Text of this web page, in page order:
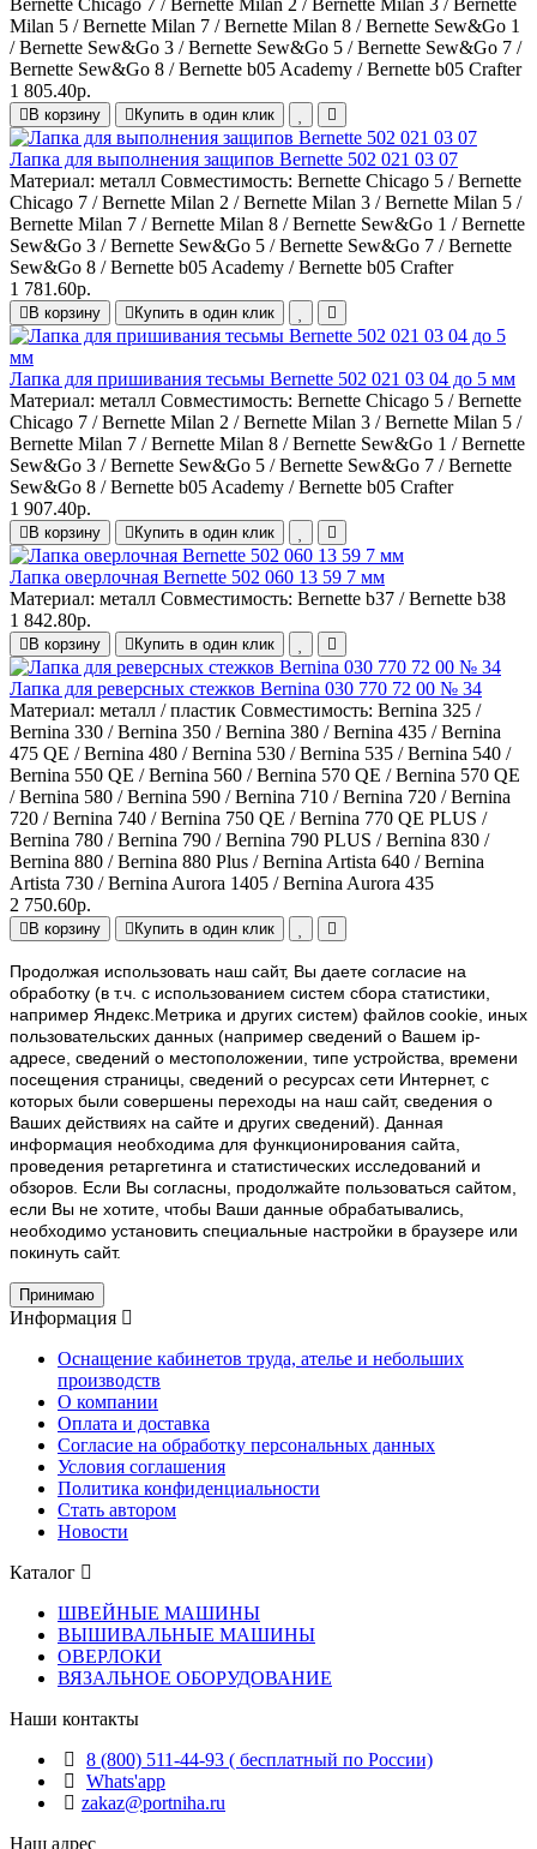
Bernette Chicago 7 / Bernette Milan 2 / Bernette Milan 3 / Bernette
Milan 5 / Bernette Milan 7 / Bernette Milan 8 / Bernette Sew&Go 1
/ Bernette Sew&Go 3 / Bernette Sew&Go 5 / Bernette Sew&Go 7 /
Bernette Sew&Go 8 / Bernette b05 Academy / Bernette b05 Crafter
1 805.40р.
В корзину Купить в один клик
Лапка для выполнения защипов Bernette 502 021 03 07
Материал: металл Совместимость: Bernette Chicago 5 / Bernette
Chicago 7 / Bernette Milan 2 / Bernette Milan 3 / Bernette Milan 5 /
Bernette Milan 7 / Bernette Milan 8 / Bernette Sew&Go 1 / Bernette
Sew&Go 3 / Bernette Sew&Go 5 / Bernette Sew&Go 7 / Bernette
Sew&Go 8 / Bernette b05 Academy / Bernette b05 Crafter
1 781.60р.
В корзину Купить в один клик
Лапка для пришивания тесьмы Bernette 502 021 03 04 до 5 мм
Материал: металл Совместимость: Bernette Chicago 5 / Bernette
Chicago 7 / Bernette Milan 2 / Bernette Milan 3 / Bernette Milan 5 /
Bernette Milan 7 / Bernette Milan 8 / Bernette Sew&Go 1 / Bernette
Sew&Go 3 / Bernette Sew&Go 5 / Bernette Sew&Go 7 / Bernette
Sew&Go 8 / Bernette b05 Academy / Bernette b05 Crafter
1 907.40р.
В корзину Купить в один клик
Лапка оверлочная Bernette 502 060 13 59 7 мм
Материал: металл Совместимость: Bernette b37 / Bernette b38
1 842.80р.
В корзину Купить в один клик
Лапка для реверсных стежков Bernina 030 770 72 00 № 34
Материал: металл / пластик Совместимость: Bernina 325 /
Bernina 330 / Bernina 350 / Bernina 380 / Bernina 435 / Bernina
475 QE / Bernina 480 / Bernina 530 / Bernina 535 / Bernina 540 /
Bernina 550 QE / Bernina 560 / Bernina 570 QE / Bernina 570 QE
/ Bernina 580 / Bernina 590 / Bernina 710 / Bernina 720 / Bernina
720 / Bernina 740 / Bernina 750 QE / Bernina 770 QE PLUS /
Bernina 780 / Bernina 790 / Bernina 790 PLUS / Bernina 830 /
Bernina 880 / Bernina 880 Plus / Bernina Artista 640 / Bernina
Artista 730 / Bernina Aurora 1405 / Bernina Aurora 435
2 750.60р.
В корзину Купить в один клик
Продолжая использовать наш cайт, Вы даете согласие на
обработку (в т.ч. с использованием систем сбора статистики,
например Яндекс.Метрика и других систем) файлов cookie, иных
пользовательских данных (например сведений о Вашем ip-
адресе, сведений о местоположении, типе устройства, времени
посещения страницы, сведений о ресурсах сети Интернет, с
которых были совершены переходы на наш сайт, сведения о
Ваших действиях на сайте и других сведений). Данная
информация необходима для функционирования сайта,
проведения ретаргетинга и статистических исследований и
обзоров. Если Вы согласны, продолжайте пользоваться сайтом,
если Вы не хотите, чтобы Ваши данные обрабатывались,
необходимо установить специальные настройки в браузере или
покинуть сайт.
Принимаю
Информация
Оснащение кабинетов труда, ателье и небольших
производств
О компании
Оплата и доставка
Согласие на обработку персональных данных
Условия соглашения
Политика конфиденциальности
Стать автором
Новости
Каталог
ШВЕЙНЫЕ МАШИНЫ
ВЫШИВАЛЬНЫЕ МАШИНЫ
ОВЕРЛОКИ
ВЯЗАЛЬНОЕ ОБОРУДОВАНИЕ
Наши контакты
8 (800) 511-44-93 ( бесплатный по России)
Whats'app
zakaz@portniha.ru
Наш адрес